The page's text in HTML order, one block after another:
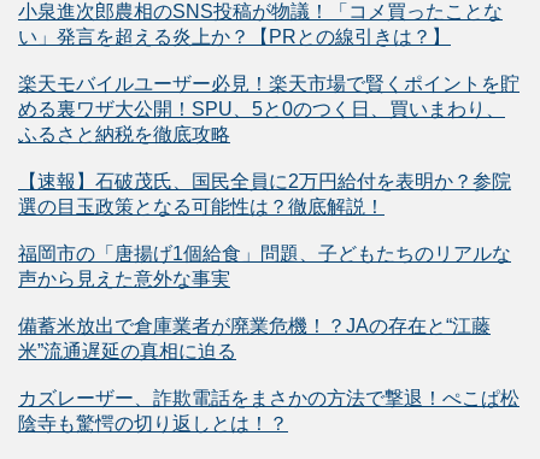
小泉進次郎農相のSNS投稿が物議！「コメ買ったことな
い」発言を超える炎上か？【PRとの線引きは？】
楽天モバイルユーザー必見！楽天市場で賢くポイントを貯
める裏ワザ大公開！SPU、5と0のつく日、買いまわり、
ふるさと納税を徹底攻略
【速報】石破茂氏、国民全員に2万円給付を表明か？参院
選の目玉政策となる可能性は？徹底解説！
福岡市の「唐揚げ1個給食」問題、子どもたちのリアルな
声から見えた意外な事実
備蓄米放出で倉庫業者が廃業危機！？JAの存在と“江藤
米”流通遅延の真相に迫る
カズレーザー、詐欺電話をまさかの方法で撃退！ぺこぱ松
陰寺も驚愕の切り返しとは！？